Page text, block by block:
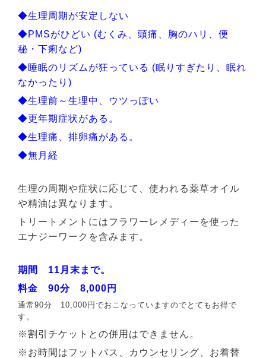
◆生理周期が安定しない
◆PMSがひどい (むくみ、頭痛、胸のハリ、便
秘・下痢など)
◆睡眠のリズムが狂っている (眠りすぎたり、眠れ
なかったり)
◆生理前～生理中、ウツっぽい
◆更年期症状がある。
◆生理痛、排卵痛がある。
◆無月経
生理の周期や症状に応じて、使われる薬草オイル
や精油は異なります。
トリートメントにはフラワーレメディーを使った
エナジーワークを含みます。
期間 11月末まで。
料金 90分 8,000円
通常90分 10,000円でおこなっていますのでとてもお得で
す。
※割引チケットとの併用はできません。
※お時間はフットバス、カウンセリング、お着替